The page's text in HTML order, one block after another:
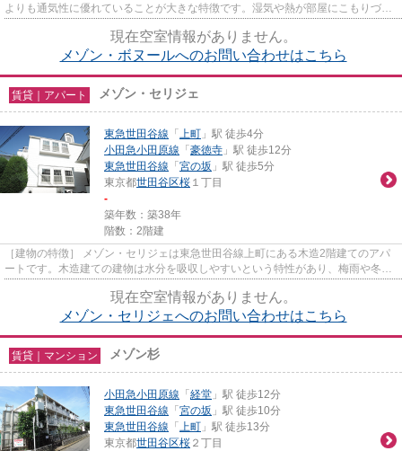
よりも通気性に優れていることが大きな特徴です。湿気や熱が部屋にこもりづら
いので、部屋の中と外の温度...
現在空室情報がありません。
メゾン・ボヌールへのお問い合わせはこちら
賃貸｜アパート メゾン・セリジェ
東急世田谷線 「 上町 」駅 徒歩4分
小田急小田原線 「豪徳寺 」駅 徒歩12分
東急世田谷線 「宮の坂 」駅 徒歩5分
東京都世田谷区桜 １丁目
-
築年数：築38年
階数：2階建
［建物の特徴］ メゾン・セリジェは東急世田谷線上町にある木造2階建てのアパ
ートです。木造建ての建物は水分を吸収しやすいという特性があり、梅雨や冬の
時期でも結露が発生しにくい...
現在空室情報がありません。
メゾン・セリジェへのお問い合わせはこちら
賃貸｜マンション メゾン杉
小田急小田原線 「経堂 」駅 徒歩12分
東急世田谷線 「宮の坂 」駅 徒歩10分
東急世田谷線 「 上町 」駅 徒歩13分
東京都世田谷区桜 ２丁目